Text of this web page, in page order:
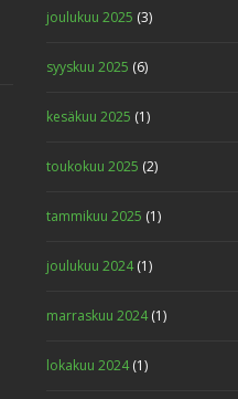
joulukuu 2025 (3)
syyskuu 2025 (6)
kesäkuu 2025 (1)
toukokuu 2025 (2)
tammikuu 2025 (1)
joulukuu 2024(1)
marraskuu 2024(1)
lokakuu 2024(1)